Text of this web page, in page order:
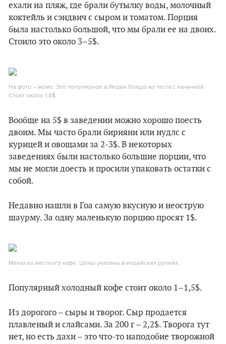
ехали на пляж, где брали бутылку воды, молочный
коктейль и сэндвич с сыром и томатом. Порция
была настолько большой, что мы брали ее на двоих.
Стоило это около 3–5$.
На фото – момо. Это популярное в Индии блюдо из теста с начинкой.
Стоит около 1,8$.
Вообще на 5$ в заведении можно хорошо поесть
двоим. Мы часто брали бирияни или нудлс с
курицей и овощами за 2-3$. В некоторых
заведениях были настолько большие порции, что
мы не могли доесть и просили упаковать остатки с
собой.
Недавно нашли в Гоа самую вкусную и неострую
шаурму. За одну маленькую порцию просят 1$.
Меню из местного кафе. Цены указаны в индийских рупиях.
Популярный холодный кофе стоит около 1–1,5$.
Из дорогого – сыры и творог. Сыр продается
плавленый и слайсами. За 200 г – 2,2$. Творога тут
нет, но есть дахи – это что-то наподобие творожной